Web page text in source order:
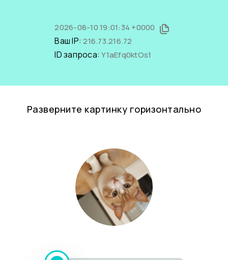
2026-08-10 19:01:34 +0000
Ваш IP:216.73.216.72
ID запроса:Y1aEfq0ktOs1
Разверните картинку горизонтально